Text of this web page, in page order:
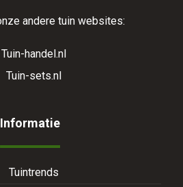
andere tuin websites:
Tuin-handel.nl
Tuin-sets.nl
Informatie
Tuintrends